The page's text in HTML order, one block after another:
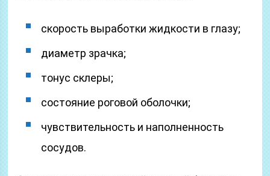
скорость выработки жидкости в глазу;
диаметр зрачка;
тонус склеры;
состояние роговой оболочки;
чувствительность и наполненность
сосудов.